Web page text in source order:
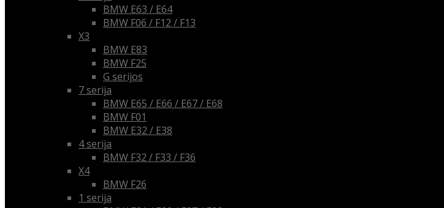
BMW E63 / E64
BMW F06 / F12 / F13
X3
BMW E83
BMW F25
G serijos
7 serija
BMW E65 / E66 / E67 / E68
BMW F01
BMW E32 / E38
4 serija
BMW F32 / F33 / F36
X4
BMW F26
1 serija